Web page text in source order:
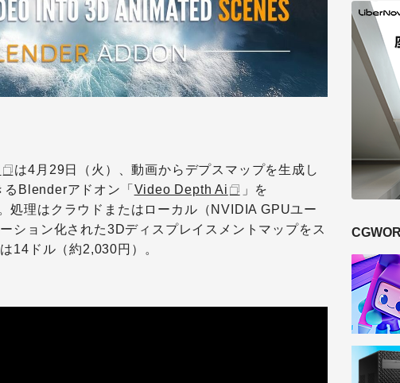
は4月29日（火）、動画からデプスマップを生成し
Blenderアドオン「 Video Depth Ai
」を
処理はクラウドまたはローカル（NVIDIA GPUユー
ション化された3Dディスプレイスメントマップをス
14ドル（約2,030円）。